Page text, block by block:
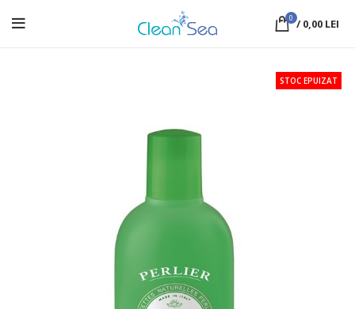
0 / 0,00 LEI
STOC EPUIZAT